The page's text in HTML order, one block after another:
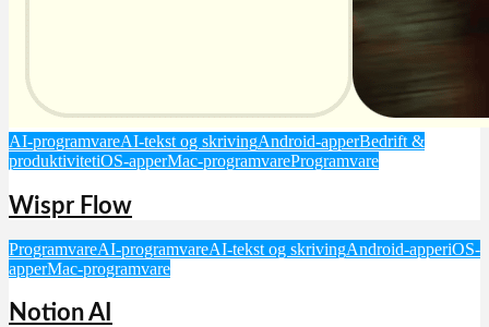
AI-programvareAI-tekst og skrivingAndroid-apperBedrift &
produktivitetiOS-apperMac-programvareProgramvare
Wispr Flow
ProgramvareAI-programvareAI-tekst og skrivingAndroid-apperiOS-
apperMac-programvare
Notion AI